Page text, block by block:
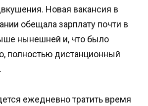
Новая вакансия в
обещала зарплату почти в
нынешней и, что было
полностью дистанционный
ежедневно тратить время